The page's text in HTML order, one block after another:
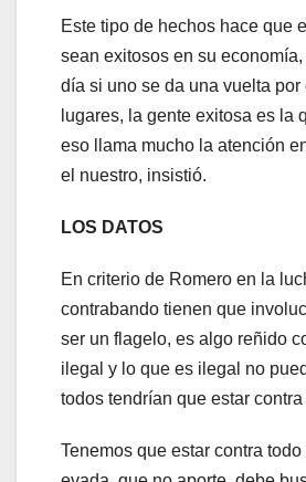
Este tipo de hechos hace que
sean exitosos en su
día si uno se da una vuelta por
lugares, la gente exitosa es la
eso llama mucho la atención
el nuestro, insistió.
LOS DATOS
En criterio de Romero en la
contrabando tienen que
ser un flagelo, es algo reñido
ilegal y lo que es ilegal no
todos tendrían que estar
Tenemos que estar contra